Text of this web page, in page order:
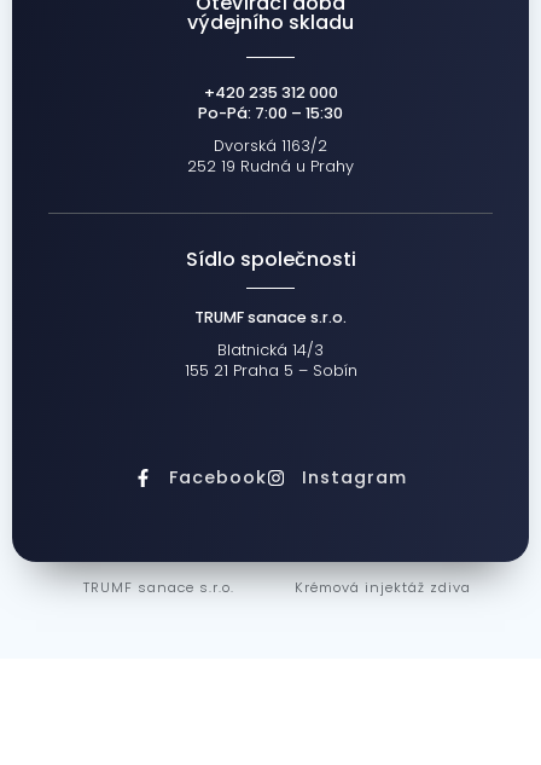
výdejního skladu
+420 235 312 000
Po-Pá: 7:00 – 15:30
Dvorská 1163/2
252 19 Rudná u Prahy
Sídlo společnosti
TRUMF sanace s.r.o.
Blatnická 14/3
155 21 Praha 5 – Sobín
Facebook Instagram
TRUMF sanace s.r.o. Krémová injektáž zdiva